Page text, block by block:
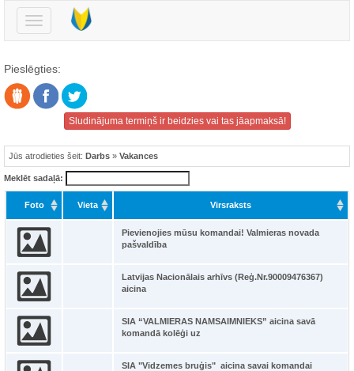
Pārslēgt
navigāciju
Pieslēgties:
Sludinājuma termiņš ir beidzies vai tas jāapmaksā!
Jūs atrodieties šeit: Darbs » Vakances
Meklēt sadaļā:
Foto Vieta Virsraksts
Pievienojies mūsu komandai! Valmieras novada
pašvaldība
Latvijas Nacionālais arhīvs (Reģ.Nr.90009476367)
aicina
SIA “VALMIERAS NAMSAIMNIEKS” aicina savā
komandā kolēģi uz
SIA "Vidzemes bruģis" aicina savai komandai